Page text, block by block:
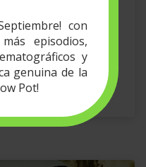
con
episodios,
y
genuina de la
Pot!